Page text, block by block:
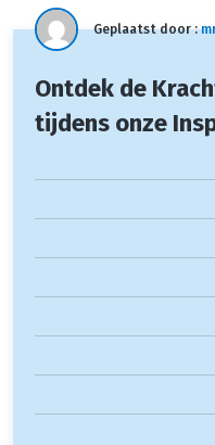
Geplaatst door :
Ontdek de
tijdens onze